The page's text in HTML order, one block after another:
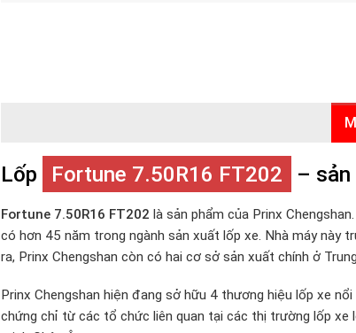
Lốp Fortune 7.50R16 FT202 – sản
Fortune 7.50R16 FT202 là sản phẩm của Prinx
có hơn 45 năm trong ngành sản xuất lốp xe. Nhà máy này
ra, Prinx Chengshan còn có hai cơ sở sản xuất chính ở
Prinx Chengshan hiện đang sở hữu 4 thương hiệu lốp xe nổi
chứng chỉ từ các tổ chức liên quan tại các thị trường lốp xe